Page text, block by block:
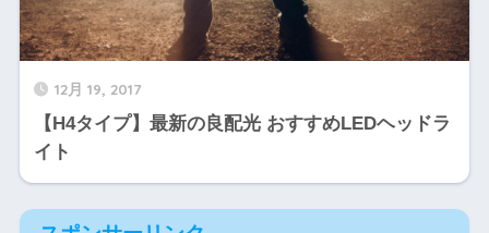
12月 19, 2017
【H4タイプ】最新の良配光 おすすめLEDヘッドラ
イト